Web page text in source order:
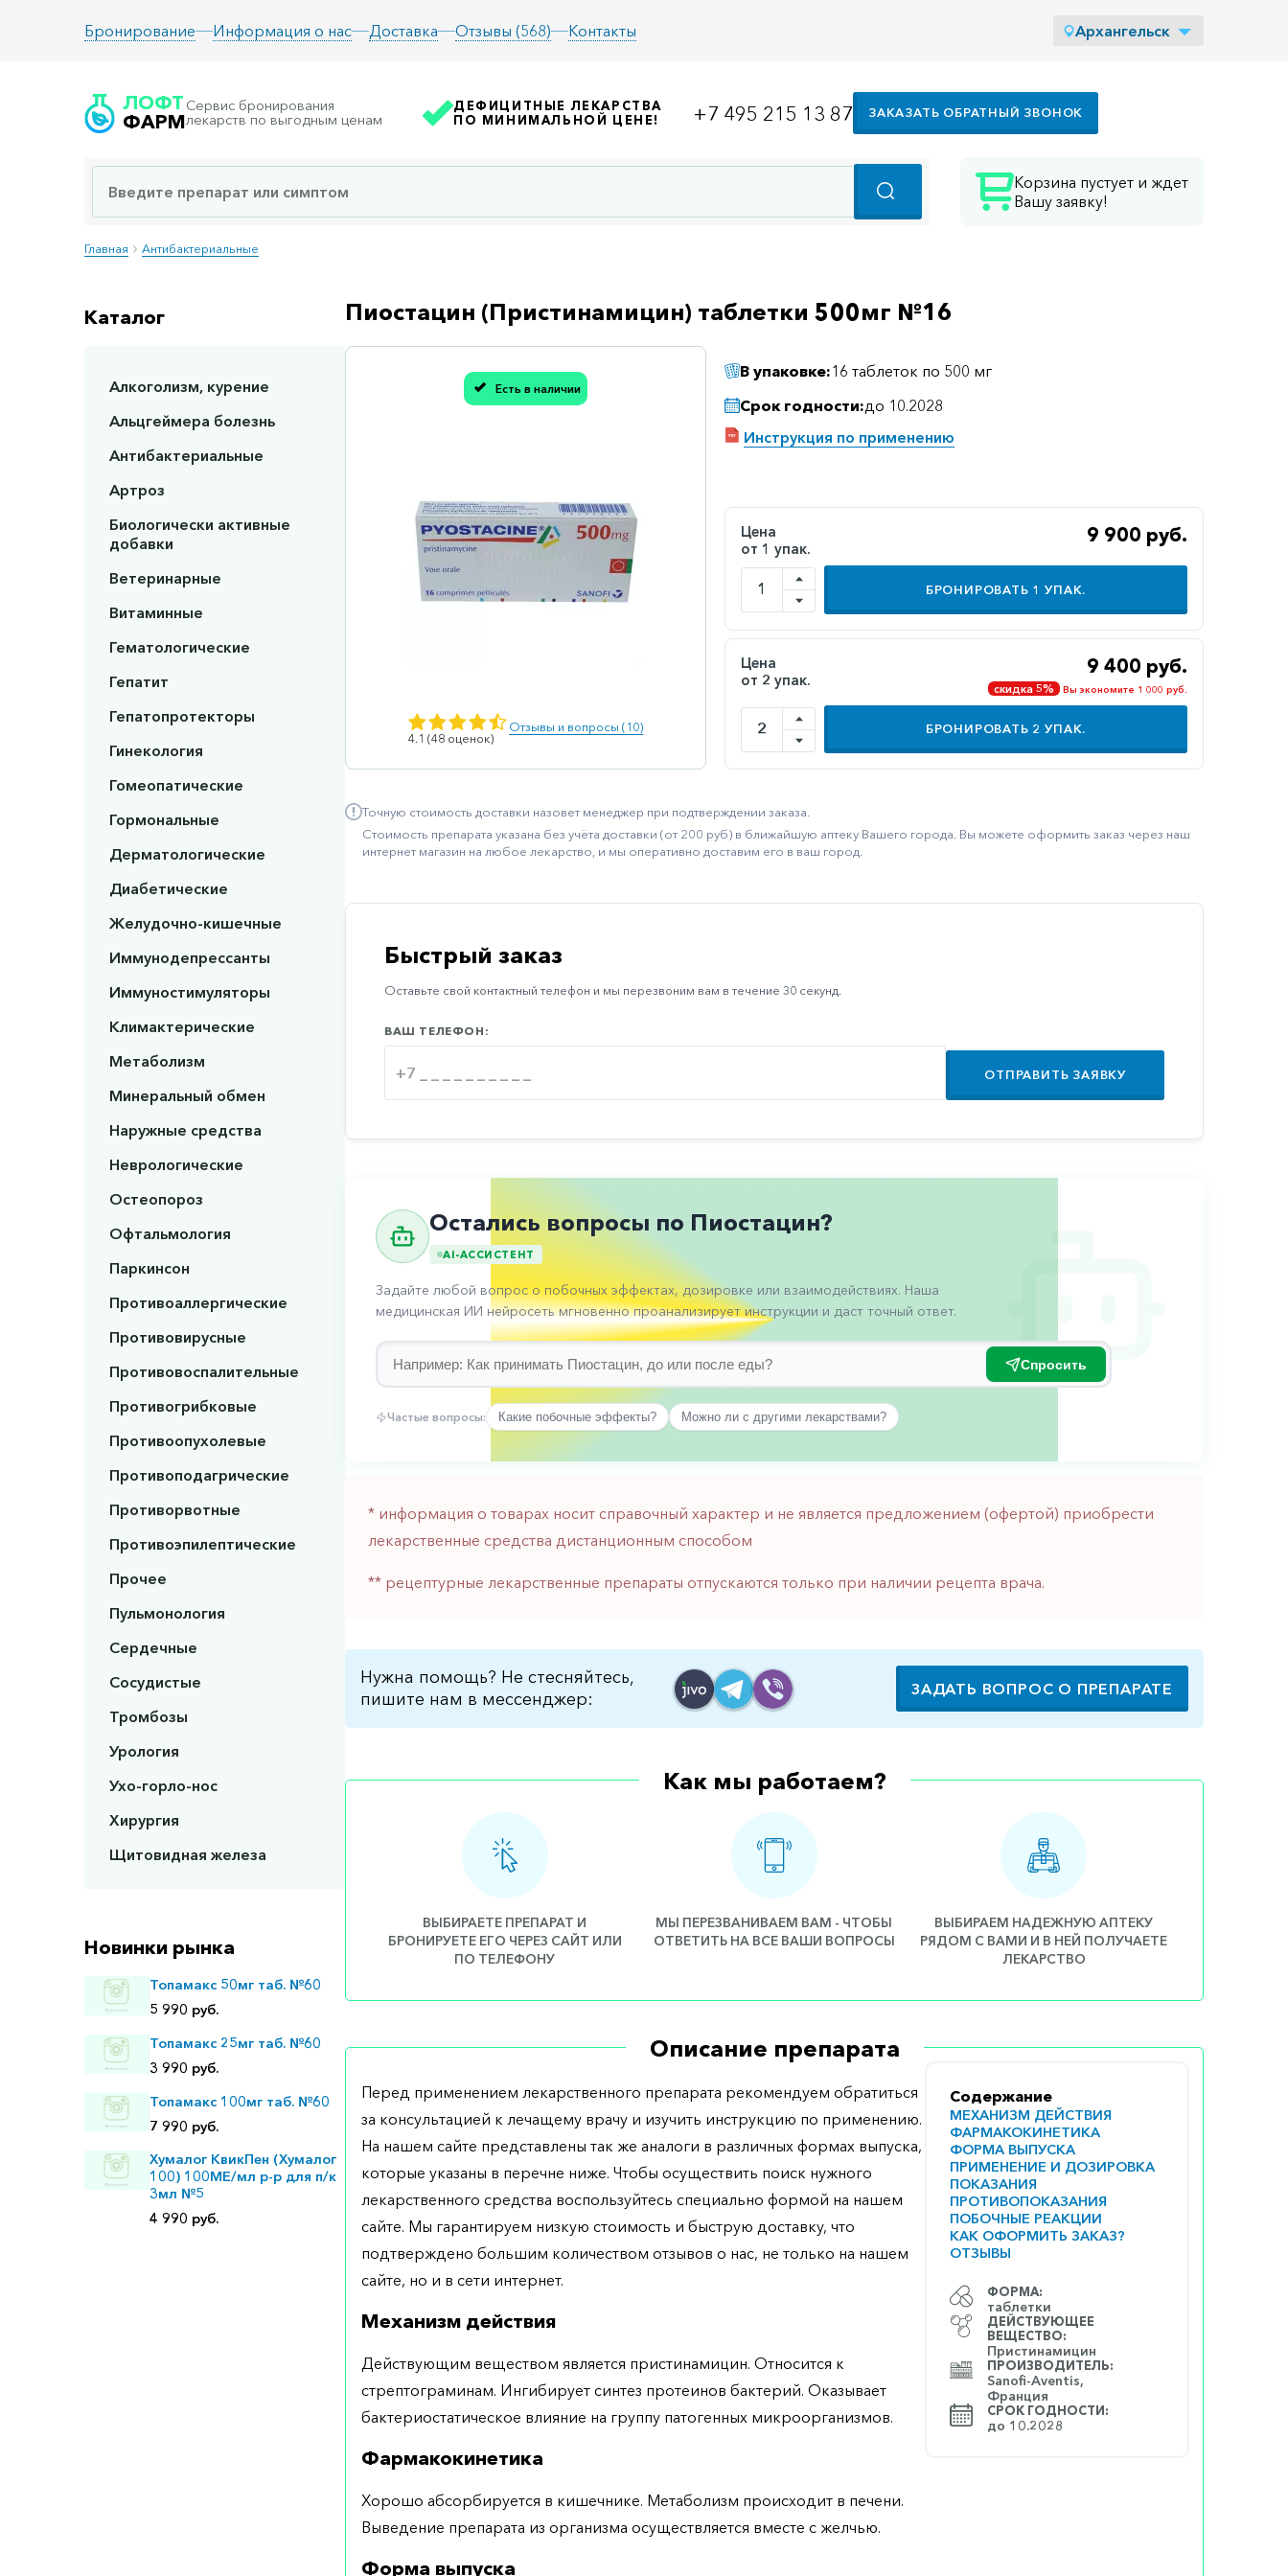
Бронирование Информация о нас Доставка Отзывы (568) Контакты Архангельск
ЛОФТ
ФАРМ
Сервис бронирования
лекарств по выгодным ценам
Корзина пустует и ждет
Вашу заявку!
ДЕФИЦИТНЫЕ ЛЕКАРСТВА
ПО МИНИМАЛЬНОЙ ЦЕНЕ!
+7 495 215 13 87 ЗАКАЗАТЬ ОБРАТНЫЙ ЗВОНОК
Главная Антибактериальные
Каталог
Алкоголизм, курение
Альцгеймера болезнь
Антибактериальные
Артроз
Биологически активные
добавки
Ветеринарные
Витаминные
Гематологические
Гепатит
Гепатопротекторы
Гинекология
Гомеопатические
Гормональные
Дерматологические
Диабетические
Желудочно-кишечные
Иммунодепрессанты
Иммуностимуляторы
Климактерические
Метаболизм
Минеральный обмен
Наружные средства
Неврологические
Остеопороз
Офтальмология
Паркинсон
Противоаллергические
Противовирусные
Противовоспалительные
Противогрибковые
Противоопухолевые
Противоподагрические
Противорвотные
Противоэпилептические
Прочее
Пульмонология
Сердечные
Сосудистые
Тромбозы
Урология
Ухо-горло-нос
Хирургия
Щитовидная железа
Новинки рынка
Топамакс 50мг таб. №60
5 990 руб.
Топамакс 25мг таб. №60
3 990 руб.
Топамакс 100мг таб. №60
7 990 руб.
Хумалог КвикПен (Хумалог
100) 100МЕ/мл р-р для п/к
3мл №5
4 990 руб.
Пиостацин (Пристинамицин) таблетки 500мг №16
Есть в наличии
4.1 (48 оценок)
Отзывы и вопросы (10)
Спасибо, мы учли Вашу оценку!
В упаковке:16 таблеток по 500 мг
Срок годности:до 10.2028
Инструкция по применению
Цена
от 1 упак.
9 900 руб.
БРОНИРОВАТЬ 1 УПАК.
Цена
от 2 упак.
9 400 руб.
скидка 5% Вы экономите 1 000 руб.
БРОНИРОВАТЬ 2 УПАК.
Точную стоимость доставки назовет менеджер при подтверждении заказа.
Стоимость препарата указана без учёта доставки (от 200 руб) в ближайшую аптеку Вашего города. Вы можете оформить заказ через наш
интернет магазин на любое лекарство, и мы оперативно доставим его в ваш город.
Быстрый заказ
Оставьте свой контактный телефон и мы перезвоним вам в течение 30 секунд.
ВАШ ТЕЛЕФОН:
ОТПРАВИТЬ ЗАЯВКУ
Остались вопросы по Пиостацин?
AI-АССИСТЕНТ
Задайте любой вопрос о побочных эффектах, дозировке или взаимодействиях. Наша
медицинская ИИ нейросеть мгновенно проанализирует инструкции и даст точный ответ.
Спросить
Частые вопросы: Какие побочные эффекты? Можно ли с другими лекарствами?
* информация о товарах носит справочный характер и не является предложением (офертой) приобрести
лекарственные средства дистанционным способом
** рецептурные лекарственные препараты отпускаются только при наличии рецепта врача.
Нужна помощь? Не стесняйтесь,
пишите нам в мессенджер:
ЗАДАТЬ ВОПРОС О ПРЕПАРАТЕ
Как мы работаем?
ВЫБИРАЕТЕ ПРЕПАРАТ И
БРОНИРУЕТЕ ЕГО ЧЕРЕЗ САЙТ ИЛИ
ПО ТЕЛЕФОНУ
МЫ ПЕРЕЗВАНИВАЕМ ВАМ - ЧТОБЫ
ОТВЕТИТЬ НА ВСЕ ВАШИ ВОПРОСЫ
ВЫБИРАЕМ НАДЕЖНУЮ АПТЕКУ
РЯДОМ С ВАМИ И В НЕЙ ПОЛУЧАЕТЕ
ЛЕКАРСТВО
Описание препарата
Содержание
МЕХАНИЗМ ДЕЙСТВИЯ
ФАРМАКОКИНЕТИКА
ФОРМА ВЫПУСКА
ПРИМЕНЕНИЕ И ДОЗИРОВКА
ПОКАЗАНИЯ
ПРОТИВОПОКАЗАНИЯ
ПОБОЧНЫЕ РЕАКЦИИ
КАК ОФОРМИТЬ ЗАКАЗ?
ОТЗЫВЫ
ФОРМА:
таблетки
ДЕЙСТВУЮЩЕЕ
ВЕЩЕСТВО:
Пристинамицин
ПРОИЗВОДИТЕЛЬ:
Sanofi-Aventis,
Франция
СРОК ГОДНОСТИ:
до 10.2028
Перед применением лекарственного препарата рекомендуем обратиться
за консультацией к лечащему врачу и изучить инструкцию по применению.
На нашем сайте представлены так же аналоги в различных формах выпуска,
которые указаны в перечне ниже. Чтобы осуществить поиск нужного
лекарственного средства воспользуйтесь специально формой на нашем
сайте. Мы гарантируем низкую стоимость и быструю доставку, что
подтверждено большим количеством отзывов о нас, не только на нашем
сайте, но и в сети интернет.
Механизм действия
Действующим веществом является пристинамицин. Относится к
стрептограминам. Ингибирует синтез протеинов бактерий. Оказывает
бактериостатическое влияние на группу патогенных микроорганизмов.
Фармакокинетика
Хорошо абсорбируется в кишечнике. Метаболизм происходит в печени.
Выведение препарата из организма осуществляется вместе с желчью.
Форма выпуска